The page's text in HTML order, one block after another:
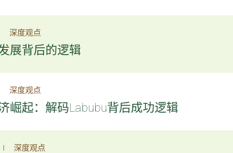
深度观点
展背后的逻辑
深度观点
崛起：解码Labubu背后成功逻辑
| 深度观点